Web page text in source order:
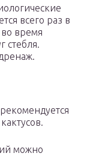
всего раз в
во время
стебля.
можно